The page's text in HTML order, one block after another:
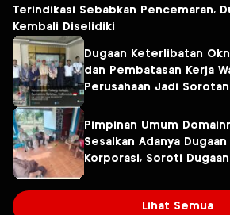
Terindikasi Sebabkan Pencemaran,
Kembali Diselidiki
Dugaan Keterlibatan
dan Pembatasan Kerja
Perusahaan Jadi
Fresindo Jaya
Pimpinan Umum
Sesalkan Adanya Dugaan
Korporasi, Soroti
Lingkungan
Lihat Semua